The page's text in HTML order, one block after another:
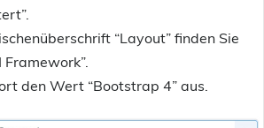
“Layout” finden Sie
den Wert “Bootstrap 4” aus.